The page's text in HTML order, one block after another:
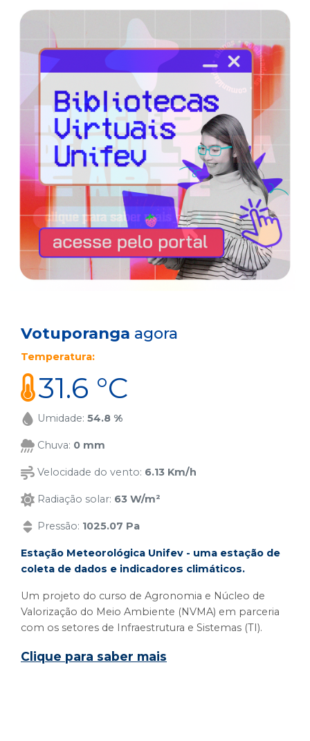
Votuporanga agora
Temperatura:
31.6 °C
Umidade: 54.8 %
Chuva: 0 mm
Velocidade do vento: 6.13 Km/h
Radiação solar: 63 W/m²
Pressão: 1025.07 Pa
Estação Meteorológica Unifev - uma estação de
coleta de dados e indicadores climáticos.
Um projeto do curso de Agronomia e Núcleo de
Valorização do Meio Ambiente (NVMA) em parceria
com os setores de Infraestrutura e Sistemas (TI).
Clique para saber mais